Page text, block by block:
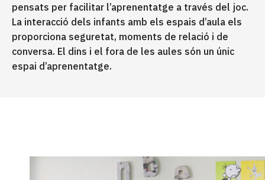
pensats per facilitar l’aprenentatge a través del joc.
La interacció dels infants amb els espais d’aula els
proporciona seguretat, moments de relació i de
conversa. El dins i el fora de les aules són un únic
espai d’aprenentatge.